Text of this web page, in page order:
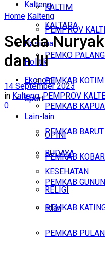
KALTIM
KALTARA
Nasional
Politik
Ekonomi
Sport
Lain-lain
OPINI
BUDAYA
KESEHATAN
RELIGI
Iklan
Jumat, Agustus 7, 2026
Kalteng
PEMPROV
PEMKO
PEMKAB KOTIM
PEMKAB
PEMKAB BARUT
PEMKAB KOBAR
PEMKAB
PEMKAB
PEMKAB
Home Kalteng
Sekda
dan III
14 September 2023
in Kalteng,PEMPROV
0